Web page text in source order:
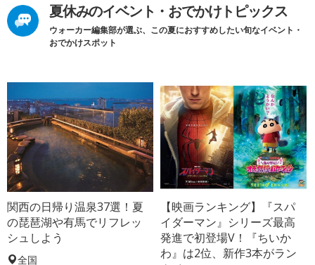
夏休みのイベント・おでかけトピックス
ウォーカー編集部が選ぶ、この夏におすすめしたい旬なイベント・
おでかけスポット
関西の日帰り温泉37選！夏
の琵琶湖や有馬でリフレッ
シュしよう
全国
【映画ランキング】『スパ
イダーマン』シリーズ最高
発進で初登場V！『ちいか
わ』は2位、新作3本がラン